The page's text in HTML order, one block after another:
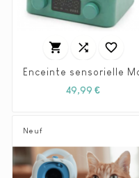
  
Enceinte sensorielle
49,99 €Prix
Neuf